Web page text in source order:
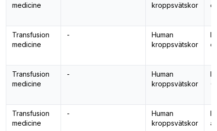
medicine
kroppsvätskor
Transfusion
medicine
-
Human
kroppsvätskor
Transfusion
medicine
-
Human
kroppsvätskor
Transfusion
medicine
-
Human
kroppsvätskor